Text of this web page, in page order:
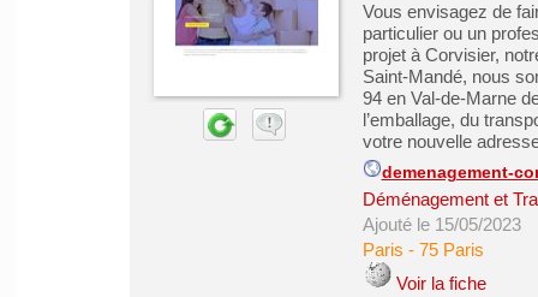
Vous envisagez de
particulier ou un
projet à Corvisier,
Saint-Mandé, nous
94 en Val-de-Marne
l’emballage, du
votre nouvelle
demenagement-
Déménagement et
Ajouté le 15/05/2023
Paris - 75 Paris
Voir la fiche